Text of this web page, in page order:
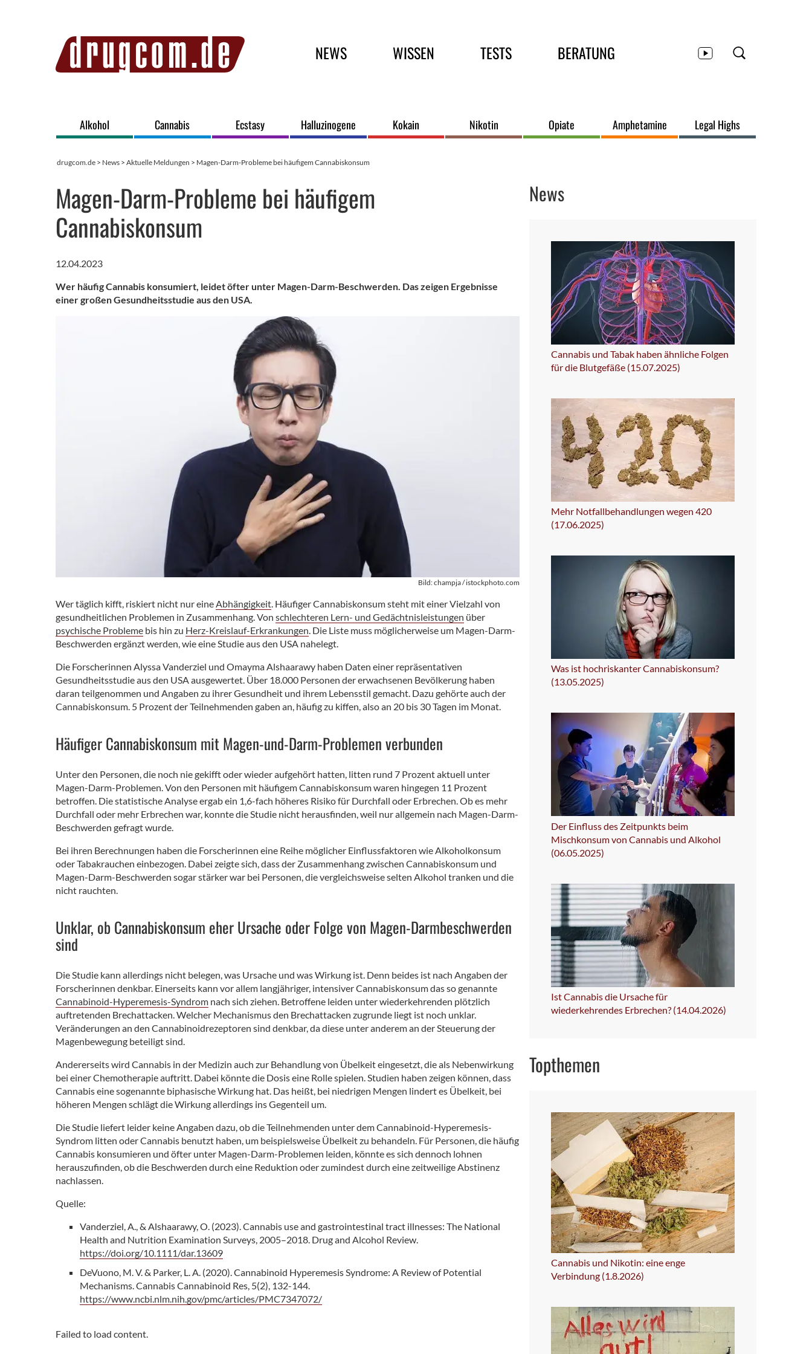
Hauptmenü
NEWS WISSEN TESTS BERATUNG
Alkohol Cannabis Ecstasy Halluzinogene Kokain Nikotin Opiate Amphetamine Legal Highs
drugcom.de > News > Aktuelle Meldungen > Magen-Darm-Probleme bei häufigem Cannabiskonsum
Magen-Darm-Probleme bei häufigem
Cannabiskonsum
12.04.2023
Wer häufig Cannabis konsumiert, leidet öfter unter Magen-Darm-Beschwerden. Das zeigen Ergebnisse
einer großen Gesundheitsstudie aus den USA.
Bild: champja / istockphoto.com
Wer täglich kifft, riskiert nicht nur eineAbhängigkeit. Häufiger Cannabiskonsum steht mit einer Vielzahl von
gesundheitlichen Problemen in Zusammenhang. Von schlechteren Lern- und Gedächtnisleistungen über
psychische Probleme bis hin zu Herz-Kreislauf-Erkrankungen. Die Liste muss möglicherweise um Magen-Darm-
Beschwerden ergänzt werden, wie eine Studie aus den USA nahelegt.
Die Forscherinnen Alyssa Vanderziel und Omayma Alshaarawy haben Daten einer repräsentativen
Gesundheitsstudie aus den USA ausgewertet. Über 18.000 Personen der erwachsenen Bevölkerung haben
daran teilgenommen und Angaben zu ihrer Gesundheit und ihrem Lebensstil gemacht. Dazu gehörte auch der
Cannabiskonsum. 5 Prozent der Teilnehmenden gaben an, häufig zu kiffen, also an 20 bis 30 Tagen im Monat.
Häufiger Cannabiskonsum mit Magen-und-Darm-Problemen verbunden
Unter den Personen, die noch nie gekifft oder wieder aufgehört hatten, litten rund 7 Prozent aktuell unter
Magen-Darm-Problemen. Von den Personen mit häufigem Cannabiskonsum waren hingegen 11 Prozent
betroffen. Die statistische Analyse ergab ein 1,6-fach höheres Risiko für Durchfall oder Erbrechen. Ob es mehr
Durchfall oder mehr Erbrechen war, konnte die Studie nicht herausfinden, weil nur allgemein nach Magen-Darm-
Beschwerden gefragt wurde.
Bei ihren Berechnungen haben die Forscherinnen eine Reihe möglicher Einflussfaktoren wie Alkoholkonsum
oder Tabakrauchen einbezogen. Dabei zeigte sich, dass der Zusammenhang zwischen Cannabiskonsum und
Magen-Darm-Beschwerden sogar stärker war bei Personen, die vergleichsweise selten Alkohol tranken und die
nicht rauchten.
Unklar, ob Cannabiskonsum eher Ursache oder Folge von Magen-Darmbeschwerden
sind
Die Studie kann allerdings nicht belegen, was Ursache und was Wirkung ist. Denn beides ist nach Angaben der
Forscherinnen denkbar. Einerseits kann vor allem langjähriger, intensiver Cannabiskonsum das so genannte
Cannabinoid-Hyperemesis-Syndrom nach sich ziehen. Betroffene leiden unter wiederkehrenden plötzlich
auftretenden Brechattacken. Welcher Mechanismus den Brechattacken zugrunde liegt ist noch unklar.
Veränderungen an den Cannabinoidrezeptoren sind denkbar, da diese unter anderem an der Steuerung der
Magenbewegung beteiligt sind.
Andererseits wird Cannabis in der Medizin auch zur Behandlung von Übelkeit eingesetzt, die als Nebenwirkung
bei einer Chemotherapie auftritt. Dabei könnte die Dosis eine Rolle spielen. Studien haben zeigen können, dass
Cannabis eine sogenannte biphasische Wirkung hat. Das heißt, bei niedrigen Mengen lindert es Übelkeit, bei
höheren Mengen schlägt die Wirkung allerdings ins Gegenteil um.
Die Studie liefert leider keine Angaben dazu, ob die Teilnehmenden unter dem Cannabinoid-Hyperemesis-
Syndrom litten oder Cannabis benutzt haben, um beispielsweise Übelkeit zu behandeln. Für Personen, die häufig
Cannabis konsumieren und öfter unter Magen-Darm-Problemen leiden, könnte es sich dennoch lohnen
herauszufinden, ob die Beschwerden durch eine Reduktion oder zumindest durch eine zeitweilige Abstinenz
nachlassen.
Quelle:
Vanderziel, A., & Alshaarawy, O. (2023). Cannabis use and gastrointestinal tract illnesses: The National
Health and Nutrition Examination Surveys, 2005–2018. Drug and Alcohol Review.
https://doi.org/10.1111/dar.13609
DeVuono, M. V. & Parker, L. A. (2020). Cannabinoid Hyperemesis Syndrome: A Review of Potential
Mechanisms. Cannabis Cannabinoid Res, 5(2), 132-144.
https://www.ncbi.nlm.nih.gov/pmc/articles/PMC7347072/
Failed to load content.
News
Cannabis und Tabak haben ähnliche Folgen
für die Blutgefäße (15.07.2025)
Mehr Notfallbehandlungen wegen 420
(17.06.2025)
Was ist hochriskanter Cannabiskonsum?
(13.05.2025)
Der Einfluss des Zeitpunkts beim
Mischkonsum von Cannabis und Alkohol
(06.05.2025)
Ist Cannabis die Ursache für
wiederkehrendes Erbrechen? (14.04.2026)
Topthemen
Cannabis und Nikotin: eine enge
Verbindung (1.8.2026)